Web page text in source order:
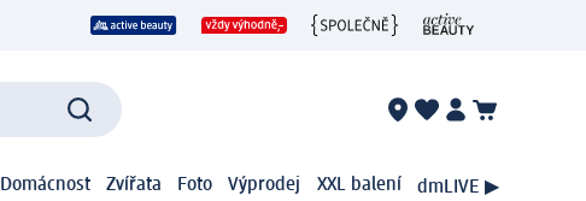
Domácnost Zvířata Foto Výprodej XXL balení dmLIVE ▶